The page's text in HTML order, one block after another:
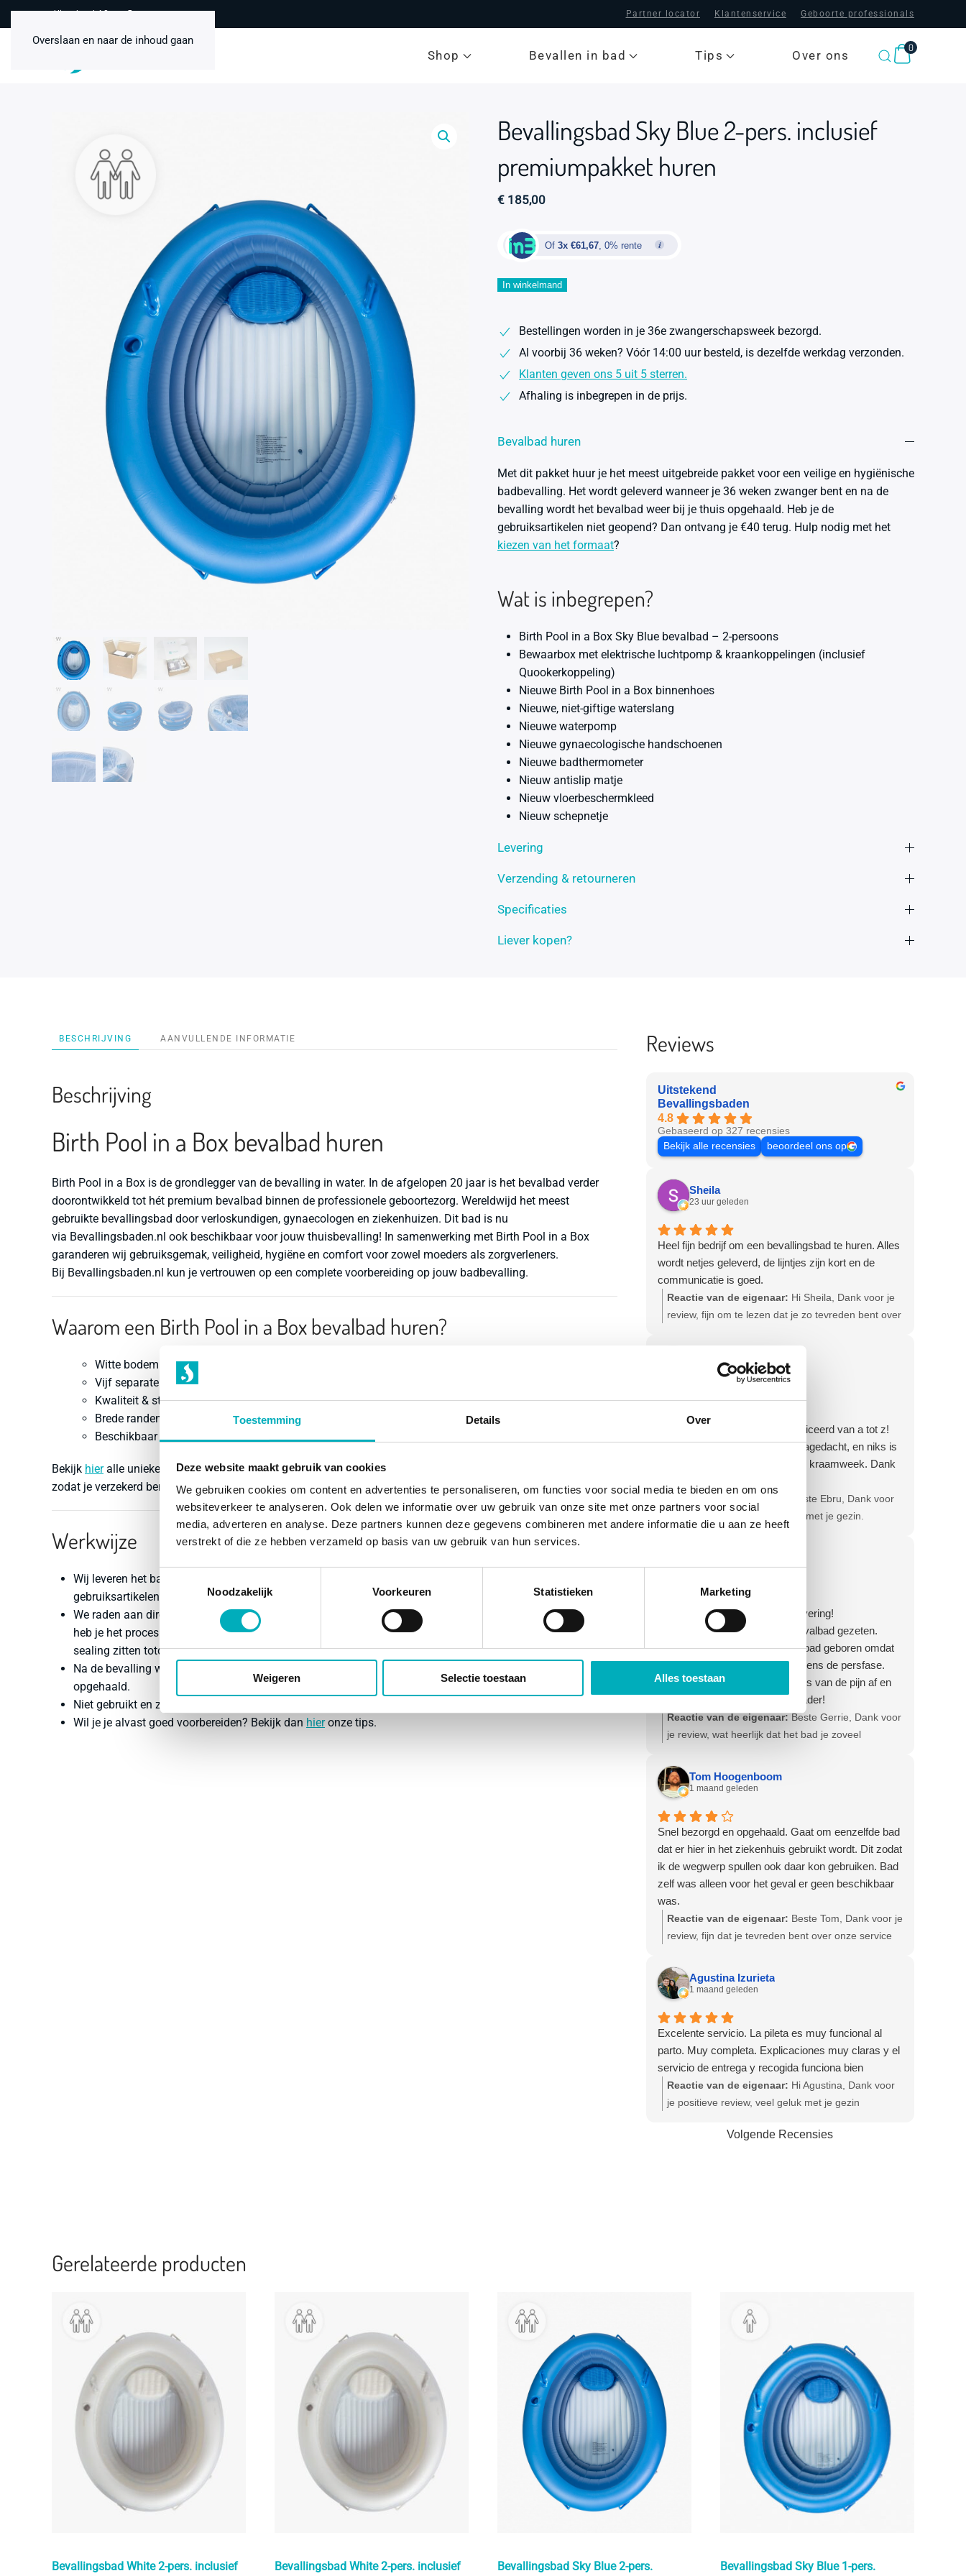
Toestemming Details Over
Deze website maakt gebruik van cookies
We gebruiken cookies om content en advertenties te personaliseren, om functies voor social media te bieden en om ons
websiteverkeer te analyseren. Ook delen we informatie over uw gebruik van onze site met onze partners voor social
media, adverteren en analyse. Deze partners kunnen deze gegevens combineren met andere informatie die u aan ze heeft
verstrekt of die ze hebben verzameld op basis van uw gebruik van hun services.
Toestemmingsselectie
Noodzakelijk
Voorkeuren Statistieken Marketing
Weigeren Selectie toestaan Alles toestaan
Overslaan en naar de inhoud gaan
Uitstekend 4,8 van 5 Partner locator Klantenservice Geboorte professionals
Shop Bevallen in bad Tips Over ons
0
Bevallingsbad Sky Blue 2-pers. inclusief
premiumpakket huren
€ 185,00
Of 3x €61,67, 0% rente
Bevallingsbad
2-
pers.
inclusief
premiumpakket
In winkelmand
Bestellingen worden in je 36e zwangerschapsweek bezorgd.
Al voorbij 36 weken? Vóór 14:00 uur besteld, is dezelfde werkdag verzonden.
Klanten geven ons 5 uit 5 sterren.
Afhaling is inbegrepen in de prijs.
Bevalbad huren
Met dit pakket huur je het meest uitgebreide pakket voor een veilige en hygiënische
badbevalling. Het wordt geleverd wanneer je 36 weken zwanger bent en na de
bevalling wordt het bevalbad weer bij je thuis opgehaald. Heb je de
gebruiksartikelen niet geopend? Dan ontvang je €40 terug. Hulp nodig met het
kiezen van het formaat?
Wat is inbegrepen?
Birth Pool in a Box Sky Blue bevalbad – 2-persoons
Bewaarbox met elektrische luchtpomp & kraankoppelingen (inclusief
Quookerkoppeling)
Nieuwe Birth Pool in a Box binnenhoes
Nieuwe, niet-giftige waterslang
Nieuwe waterpomp
Nieuwe gynaecologische handschoenen
Nieuwe badthermometer
Nieuw antislip matje
Nieuw vloerbeschermkleed
Nieuw schepnetje
Levering
Verzending & retourneren
Specificaties
Liever kopen?
BESCHRIJVING AANVULLENDE INFORMATIE
Beschrijving
Birth Pool in a Box bevalbad huren
Birth Pool in a Box is de grondlegger van de bevalling in water. In de afgelopen 20 jaar is het bevalbad verder
doorontwikkeld tot hét premium bevalbad binnen de professionele geboortezorg. Wereldwijd het meest
gebruikte bevallingsbad door verloskundigen, gynaecologen en ziekenhuizen. Dit bad is nu
via Bevallingsbaden.nl ook beschikbaar voor jouw thuisbevalling! In samenwerking met Birth Pool in a Box
garanderen wij gebruiksgemak, veiligheid, hygiëne en comfort voor zowel moeders als zorgverleners.
Bij Bevallingsbaden.nl kun je vertrouwen op een complete voorbereiding op jouw badbevalling.
Waarom een Birth Pool in a Box bevalbad huren?
Witte bodem & transparante binnenzijde
Vijf separate luchtkamers
Kwaliteit & stabiliteit
Brede randen
Beschikbaar in verschillende kleuren
Bekijk hieralle unieke eigenschappen. Gebruik altijd de meegeleverd originele Birth Pool in a Box binnenhoes,
zodat je verzekerd bent van een veilige en hygiënische badbevalling.
Werkwijze
Wij leveren het bad, de opblaaspomp, kraankoppelingen (inclusief Quookerkoppeling) en het pakket met
gebruiksartikelen zodra je 36 weken zwanger bent. Bij de bestelling geef je jouw uitgerekende datum door.
We raden aan direct na ontvangst een proefopzet te doen. Zo weet je zeker dat alles naar behoren werkt en
heb je het proces al eens doorlopen. Blaas hierbij enkel het bad op, laat de gebruiksartikelen nog in de
sealing zitten totdat de bevalling begint.
Na de bevalling worden het bevalbad, de opblaaspomp en de kraankoppelingen weer bij jou thuis
opgehaald.
Niet gebruikt en zijn de gebruiksartikelen nog
Wil je je alvast goed voorbereiden? Bekijk dan hieronze tips.
Reviews
Uitstekend
Bevallingsbaden
4.8
Gebaseerd op 327 recensies
Bekijk alle recensies
beoordeel ons op
Sheila
23 uur geleden
Heel fijn bedrijf om een bevallingsbad te huren. Alles
wordt netjes geleverd, de lijntjes zijn kort en de
communicatie is goed.
Reactie van de eigenaar: Hi Sheila, Dank voor je
review, fijn om te lezen dat je zo tevreden bent over
Team Bevallingsbaden
3 dagen geleden
Alles wordt duidelijk gecommuniceerd van a tot z!
Zelfs over het retourproces is nagedacht, en niks is
fijner dan ontzorgd worden in de kraamweek. Dank
Beste Ebru, Dank voor
je positieve review! Veel geluk met je gezin.
4 weken geleden
Goede communicatie, snelle levering!
Ik heb anderhalve dag in het bevalbad gezeten.
Helaas is onze baby niet in het bad geboren omdat
ik er niet meer in kon komen tijdens de persfase.
Het bad haalt de scherpe randjes van de pijn af en
geeft veel verlichting. Een aanrader!
Reactie van de eigenaar: Beste Gerrie, Dank voor
je review, wat heerlijk dat het bad je zoveel
groet, Olga - Team Bevallingsbaden
Tom Hoogenboom
1 maand geleden
Snel bezorgd en opgehaald. Gaat om eenzelfde bad
dat er hier in het ziekenhuis gebruikt wordt. Dit zodat
ik de wegwerp spullen ook daar kon gebruiken. Bad
zelf was alleen voor het geval er geen beschikbaar
was.
Reactie van de eigenaar: Beste Tom, Dank voor je
review, fijn dat je tevreden bent over onze service
Bevallingsbaden
Agustina Izurieta
1 maand geleden
Excelente servicio. La pileta es muy funcional al
parto. Muy completa. Explicaciones muy claras y el
servicio de entrega y recogida funciona bien
Reactie van de eigenaar: Hi Agustina, Dank voor
je positieve review, veel geluk met je gezin
BevallingsbadenVolgende Recensies
Gerelateerde producten
Bevallingsbad White 2-pers. inclusief
Bevallingsbad White 2-pers. inclusief
Bevallingsbad Sky Blue 2-pers.
Bevallingsbad Sky Blue 1-pers.